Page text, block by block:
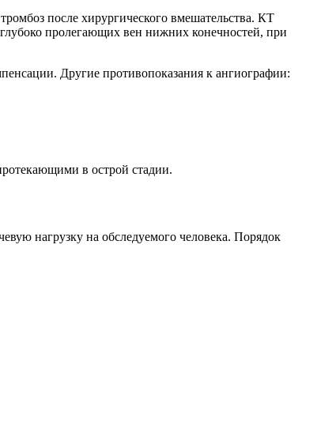
после хирургического вмешательства. КТ
пролегающих вен нижних конечностей, при
Другие противопоказания к ангиографии:
в острой стадии.
нагрузку на обследуемого человека. Порядок